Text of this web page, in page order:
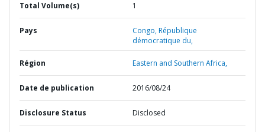
Total Volume(s) 1
Pays Congo,République
démocratique du,
Région Eastern and Southern Africa,
Date de publication 2016/08/24
Disclosure Status Disclosed